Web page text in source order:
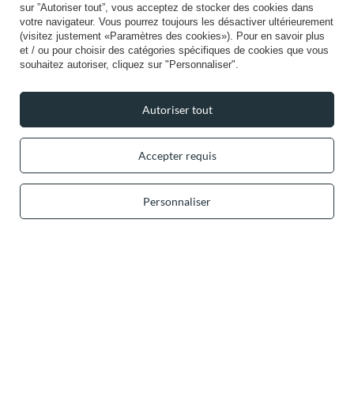
+49 32 2210 915 31 (allemand/anglais) lun-ven 8h00-16h00
contact@vivisence.com
Vivisence,49 Hevea Road,DE13 0SHBurton-on-Trent
Dans le magasin, nous présentons les prix bruts (TVA comprise).
Paiements sécurisés
sur ”Autoriser tout”, vous acceptez de stocker des cookies dans
votre navigateur. Vous pourrez toujours les désactiver ultérieurement
(visitez justement «Paramètres des cookies»). Pour en savoir plus
et / ou pour choisir des catégories spécifiques de cookies que vous
souhaitez autoriser, cliquez sur "Personnaliser".
Accepter requis
Personnaliser
Autoriser tout